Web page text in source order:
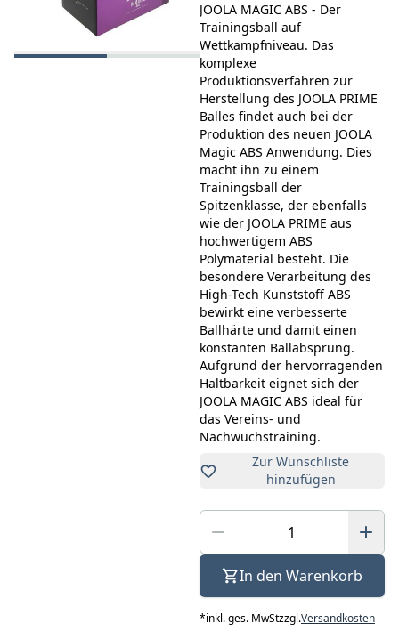
JOOLA MAGIC ABS - Der
Trainingsball auf
Wettkampfniveau. Das
komplexe
Produktionsverfahren zur
Herstellung des JOOLA PRIME
Balles findet auch bei der
Produktion des neuen JOOLA
Magic ABS Anwendung. Dies
macht ihn zu einem
Trainingsball der
Spitzenklasse, der ebenfalls
wie der JOOLA PRIME aus
hochwertigem ABS
Polymaterial besteht. Die
besondere Verarbeitung des
High-Tech Kunststoff ABS
bewirkt eine verbesserte
Ballhärte und damit einen
konstanten Ballabsprung.
Aufgrund der hervorragenden
Haltbarkeit eignet sich der
JOOLA MAGIC ABS ideal für
das Vereins- und
Nachwuchstraining.
Zur Wunschliste
hinzufügen
In den Warenkorb
*inkl. ges. MwStzzgl.Versandkosten